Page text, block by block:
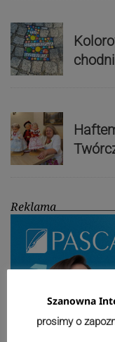
Reklama
Szanowna
prosimy o